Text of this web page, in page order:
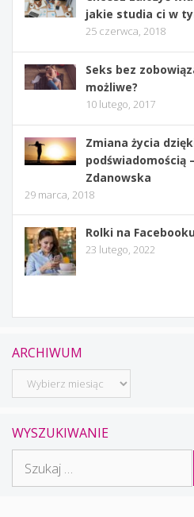
jakie studia ci w
25 czerwca, 2018
Seks bez
możliwe?
10 lutego, 2017
Zmiana życia
podświadomością
Zdanowska
29 marca, 2018
Rolki na
23 lutego, 2022
ARCHIWUM
Archiwum
WYSZUKIWANIE